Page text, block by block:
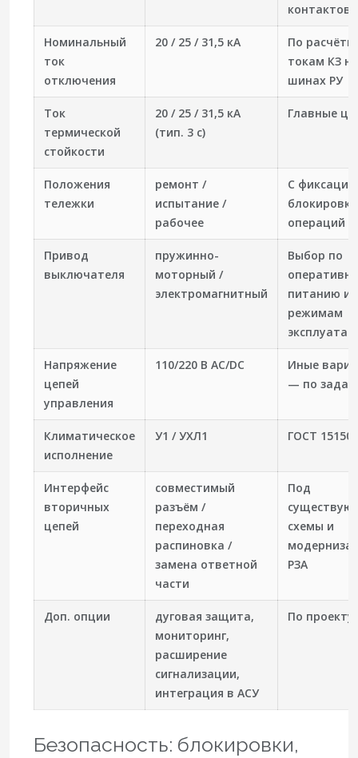
контактов
Номинальный
ток
отключения
20 / 25 / 31,5 кА
По
токам КЗ на
шинах РУ
Ток
термической
стойкости
20 / 25 / 31,5 кА
(тип. 3 с)
Главные
Положения
тележки
ремонт /
испытание /
рабочее
С
операций
Привод
выключателя
пружинно-
моторный /
электромагнитный
Выбор по
питанию и
режимам
Напряжение
цепей
управления
110/220 В AC/DC
Иные
— по
Климатическое
исполнение
У1 / УХЛ1 ГОСТ 15150
Интерфейс
вторичных
цепей
совместимый
разъём /
переходная
распиновка /
замена ответной
части
Под
схемы и
РЗА
Доп. опции
дуговая защита,
мониторинг,
расширение
сигнализации,
интеграция в АСУ
По проекту
Безопасность: блокировки,